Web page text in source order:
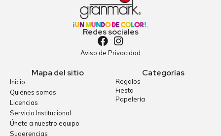
Redes sociales
Aviso de Privacidad
Mapa del sitio
Inicio
Quiénes somos
Licencias
Servicio Institucional
Únete a nuestro equipo
Sugerencias
Categorías
Regalos
Fiesta
Papelería